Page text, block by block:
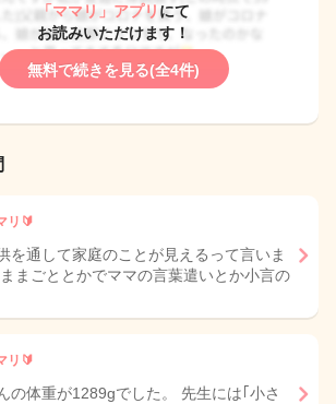
「ママリ」アプリ にて
お読みいただけます！
無料で続きを見る(全4件)
リ🔰
を通して家庭のことが見えるって言いま
まごととかでママの言葉遣いとか小言の
リ🔰
の体重が1289gでした。 先生には｢小さ